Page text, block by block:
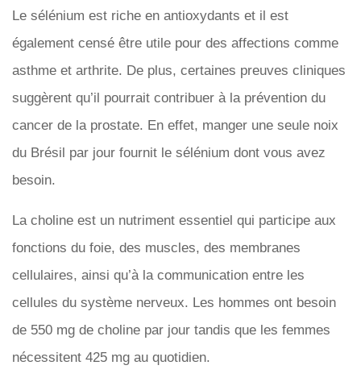
Le sélénium est riche en antioxydants et il est
également censé être utile pour des affections comme
asthme et arthrite. De plus, certaines preuves cliniques
suggèrent qu’il pourrait contribuer à la prévention du
cancer de la prostate. En effet, manger une seule noix
du Brésil par jour fournit le sélénium dont vous avez
besoin.
La choline est un nutriment essentiel qui participe aux
fonctions du foie, des muscles, des membranes
cellulaires, ainsi qu’à la communication entre les
cellules du système nerveux. Les hommes ont besoin
de 550 mg de choline par jour tandis que les femmes
nécessitent 425 mg au quotidien.